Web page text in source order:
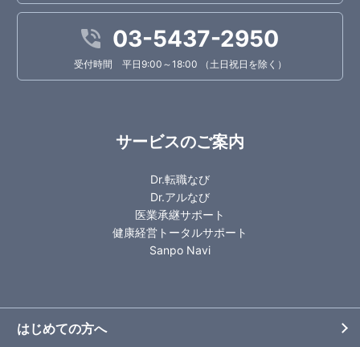
03-5437-2950
受付時間 平日9:00～18:00 （土日祝日を除く）
サービスのご案内
Dr.転職なび
Dr.アルなび
医業承継サポート
健康経営トータルサポート
Sanpo Navi
はじめての方へ